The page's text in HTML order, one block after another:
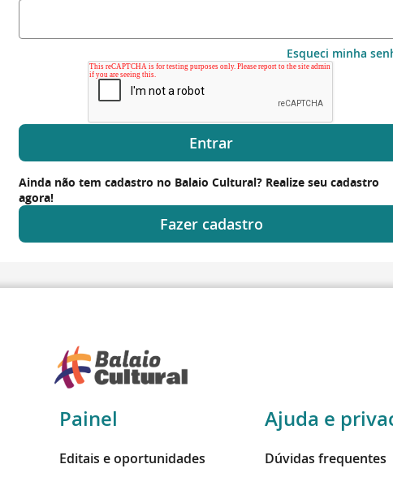
Esqueci minha
Entrar
Ainda não tem cadastro no Balaio Cultural? Realize seu cadastro
agora!
Fazer cadastro
Painel
Editais e oportunidades
Ajuda e
Dúvidas frequentes